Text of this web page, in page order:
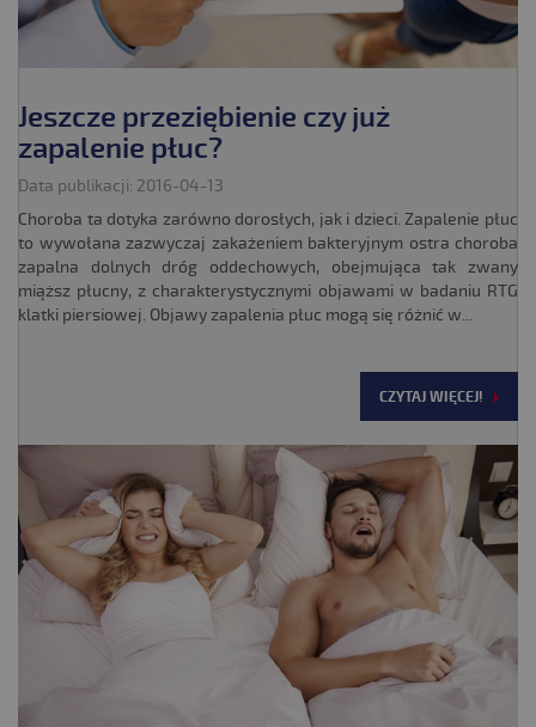
Jeszcze przeziębienie czy już
zapalenie płuc?
Data publikacji: 2016-04-13
Choroba ta dotyka zarówno dorosłych, jak i dzieci. Zapalenie płuc
to wywołana zazwyczaj zakażeniem bakteryjnym ostra choroba
zapalna dolnych dróg oddechowych, obejmująca tak zwany
miąższ płucny, z charakterystycznymi objawami w badaniu RTG
klatki piersiowej. Objawy zapalenia płuc mogą się różnić w...
CZYTAJ WIĘCEJ!